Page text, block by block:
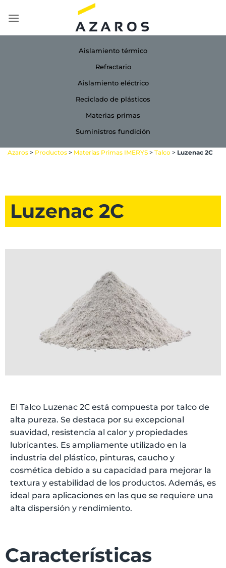
Aislamiento térmico
Refractario
Aislamiento eléctrico
Reciclado de plásticos
Materias primas
Suministros fundición
Azaros > Productos > Materias Primas IMERYS > Talco > Luzenac 2C
Luzenac 2C
El Talco Luzenac 2C está compuesta por talco de
alta pureza. Se destaca por su excepcional
suavidad, resistencia al calor y propiedades
lubricantes. Es ampliamente utilizado en la
industria del plástico, pinturas, caucho y
cosmética debido a su capacidad para mejorar la
textura y estabilidad de los productos. Además, es
ideal para aplicaciones en las que se requiere una
alta dispersión y rendimiento.
Características